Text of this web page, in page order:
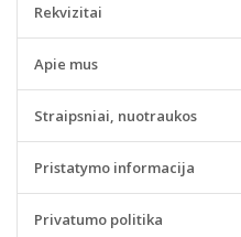
Rekvizitai
Apie mus
Straipsniai, nuotraukos
Pristatymo informacija
Privatumo politika